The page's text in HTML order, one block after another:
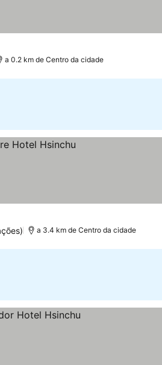
a 0.2 km de Centro da cidade
a 3.4 km de Centro da cidade